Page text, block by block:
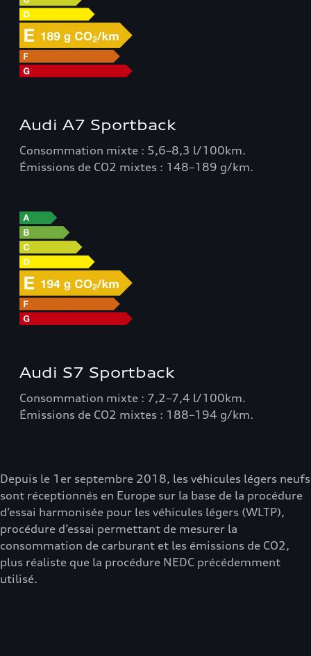
Audi A7 Sportback
Consommation mixte : 5,6–8,3 l/100km.
Émissions de CO2 mixtes : 148–189 g/km.
Audi S7 Sportback
Consommation mixte : 7,2–7,4 l/100km.
Émissions de CO2 mixtes : 188–194 g/km.
Depuis le 1er septembre 2018, les véhicules légers neufs
sont réceptionnés en Europe sur la base de la procédure
d’essai harmonisée pour les véhicules légers (WLTP),
procédure d’essai permettant de mesurer la
consommation de carburant et les émissions de CO2,
plus réaliste que la procédure NEDC précédemment
utilisé.